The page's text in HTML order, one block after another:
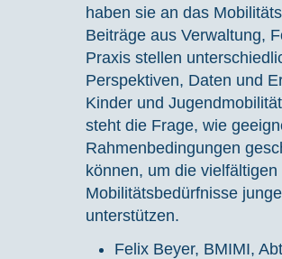
haben sie an das
Beiträge aus Verwaltung,
Praxis stellen
Perspektiven, Daten und
Kinder und
steht die Frage, wie
Rahmenbedingungen
können, um die vielfältigen
Mobilitätsbedürfnisse
unterstützen.
Felix Beyer, BMIMI,